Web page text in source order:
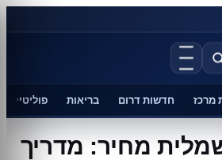
מרכז חדשות דרום בריאות פוליטיקה
מחיר: מדריך